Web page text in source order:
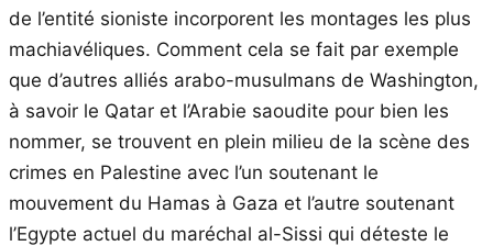
de l’entité sioniste incorporent les montages les plus
machiavéliques. Comment cela se fait par exemple
que d’autres alliés arabo-musulmans de Washington,
à savoir le Qatar et l’Arabie saoudite pour bien les
nommer, se trouvent en plein milieu de la scène des
crimes en Palestine avec l’un soutenant le
mouvement du Hamas à Gaza et l’autre soutenant
l’Egypte actuel du maréchal al-Sissi qui déteste le